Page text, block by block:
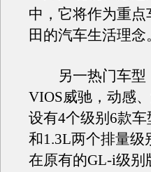
中，它将作为重
田的汽车生活理念
另一热门车型
VIOS威驰，动感
设有4个级别6款
和1.3L两个排量级
在原有的GL-i级别